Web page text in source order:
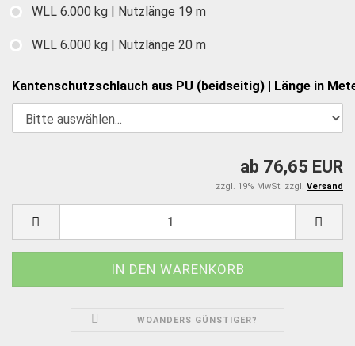
WLL 6.000 kg | Nutzlänge 19 m
WLL 6.000 kg | Nutzlänge 20 m
Kantenschutzschlauch aus PU (beidseitig) | Länge in
ab 76,65 EUR
zzgl. 19% MwSt. zzgl. Versand
WOANDERS GÜNSTIGER?